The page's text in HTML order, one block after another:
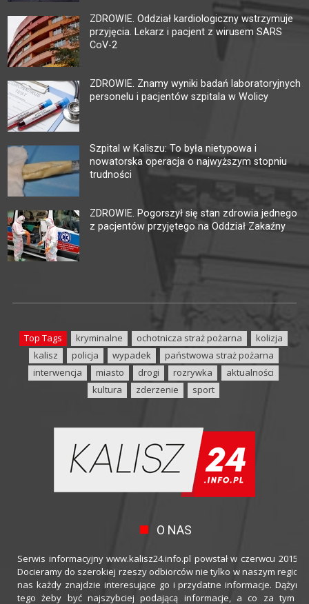
ZDROWIE. Oddział kardiologiczny wstrzymuje
przyjęcia. Lekarz i pacjent z wirusem SARS
CoV-2
ZDROWIE. Znamy wyniki badań laboratoryjnych
personelu i pacjentów szpitala w Wolicy
Szpital w Kaliszu: To była nietypowa i
nowatorska operacja o najwyższym stopniu
trudności
ZDROWIE. Pogorszył się stan zdrowia jednego
z pacjentów przyjętego na Oddział Zakaźny
Top Tags kryminalne ochotnicza straż pożarna
kolizja
kalisz
policja wypadek
państwowa straż pożarna
interwencja
miasto drogi rozrywka
aktualności
kultura
zderzenie sport
O NAS
Serwis informacyjny www.kalisz24.info.pl powstał w czerwcu 2015
Docieramy do szerokiej rzeszy odbiorców nie tylko w naszym
nas każdy znajdzie interesujące go i przydatne informacje.
tego żeby być najszybciej podającą informacje, a co za tym